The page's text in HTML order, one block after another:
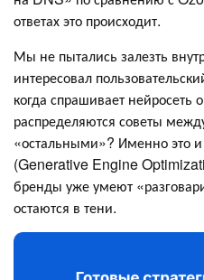
ответах это происходит.
Мы не пытались залезть
интересовал
когда спрашивает нейросеть
распределяются советы
«остальными»? Именно это
(Generative Engine
бренды уже умеют
остаются в тени.